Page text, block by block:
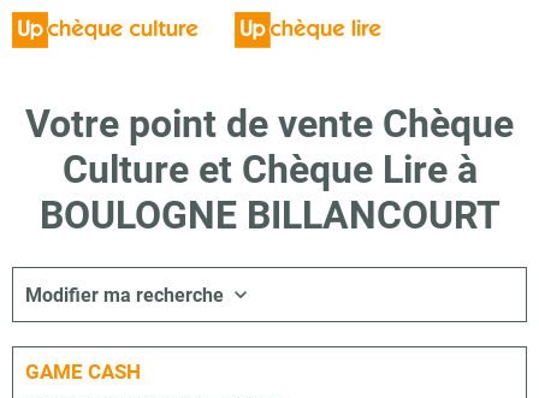
Votre point de vente Chèque
Culture et Chèque Lire à
BOULOGNE BILLANCOURT
Modifier ma recherche
GAME CASH